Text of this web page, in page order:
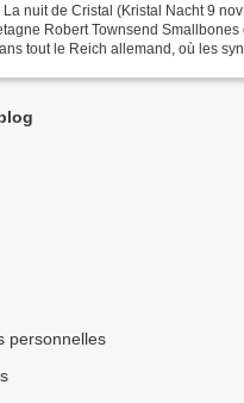
Nacht 9 nov 1938). le consul
Robert Townsend Smallbones
tout le Reich allemand, où les
personnelles